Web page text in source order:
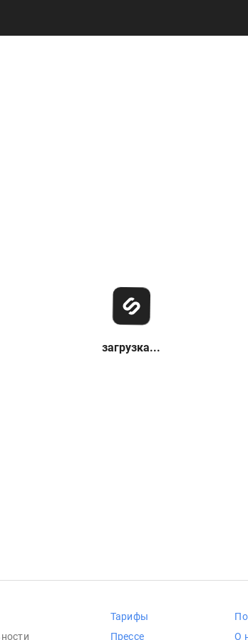
загрузка...
Тарифы
Прессе
О